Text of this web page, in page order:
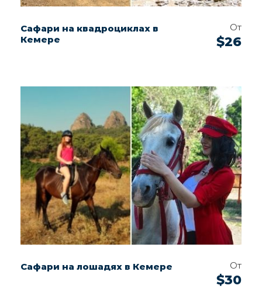
Сафари на квадроциклах в
Кемере
От
$26
Cафари на лошадях в Кемере От
$30